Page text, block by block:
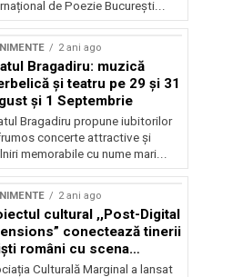
de Poezie București...
2 ani ago
Bragadiru: muzică
şi teatru pe 29 şi 31
şi 1 Septembrie
Bragadiru propune iubitorilor
concerte attractive şi
memorabile cu nume mari...
2 ani ago
cultural ,,Post-Digital
conectează tinerii
români cu scena
Culturală Marginal a lansat